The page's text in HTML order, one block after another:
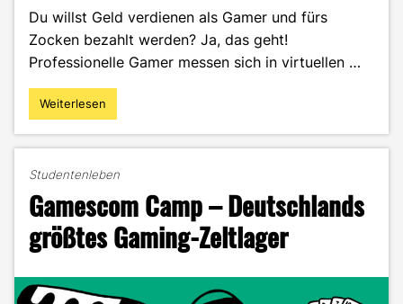
Du willst Geld verdienen als Gamer und fürs
Zocken bezahlt werden? Ja, das geht!
Professionelle Gamer messen sich in virtuellen …
"Traumberuf
Profi-
Press
Start
to
Read"
Weiterlesen
Studentenleben
Gamescom Camp – Deutschlands
größtes Gaming-Zeltlager